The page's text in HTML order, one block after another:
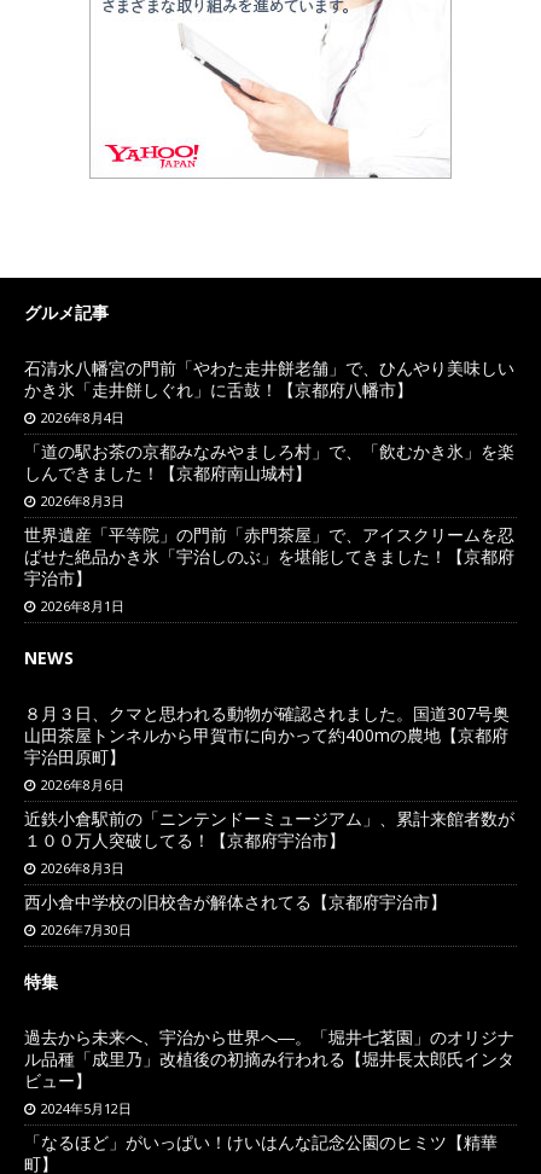
グルメ記事
石清水八幡宮の門前「やわた走井餅老舗」で、ひんやり美味しい
かき氷「走井餅しぐれ」に舌鼓！【京都府八幡市】
2026年8月4日
「道の駅お茶の京都みなみやましろ村」で、「飲むかき氷」を楽
しんできました！【京都府南山城村】
2026年8月3日
世界遺産「平等院」の門前「赤門茶屋」で、アイスクリームを忍
ばせた絶品かき氷「宇治しのぶ」を堪能してきました！【京都府
宇治市】
2026年8月1日
NEWS
８月３日、クマと思われる動物が確認されました。国道307号奥
山田茶屋トンネルから甲賀市に向かって約400mの農地【京都府
宇治田原町】
2026年8月6日
近鉄小倉駅前の「ニンテンドーミュージアム」、累計来館者数が
１００万人突破してる！【京都府宇治市】
2026年8月3日
西小倉中学校の旧校舎が解体されてる【京都府宇治市】
2026年7月30日
特集
過去から未来へ、宇治から世界へ―。「堀井七茗園」のオリジナ
ル品種「成里乃」改植後の初摘み行われる【堀井長太郎氏インタ
ビュー】
2024年5月12日
「なるほど」がいっぱい！けいはんな記念公園のヒミツ【精華
町】